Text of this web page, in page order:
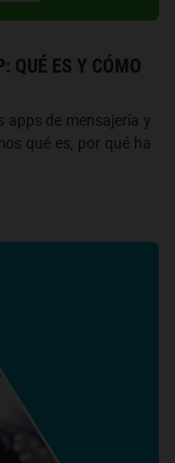
QUÉ ES Y CÓMO
de mensajería y
qué es, por qué ha